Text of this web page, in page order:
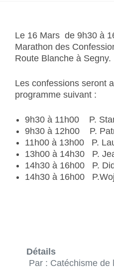
Le 16 Mars de 9h30 à
Marathon des
Route Blanche à Segny.
Les confessions seront
programme suivant :
9h30 à 11h00 P.
9h30 à 12h00 P.
11h00 à 13h00 P.
13h00 à 14h30 P.
14h30 à 16h00 P.
14h30 à 16h00
Détails
Par : Catéchisme de